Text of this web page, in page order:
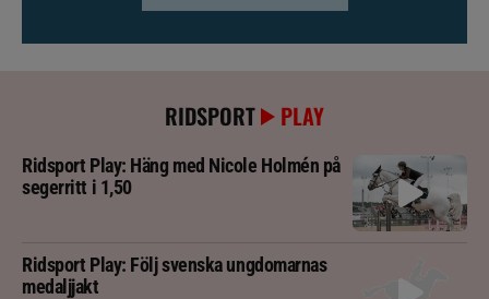
RIDSPORT PLAY
Ridsport Play: Häng med Nicole Holmén på
segerritt i 1,50
Ridsport Play: Följ svenska ungdomarnas
medaljjakt